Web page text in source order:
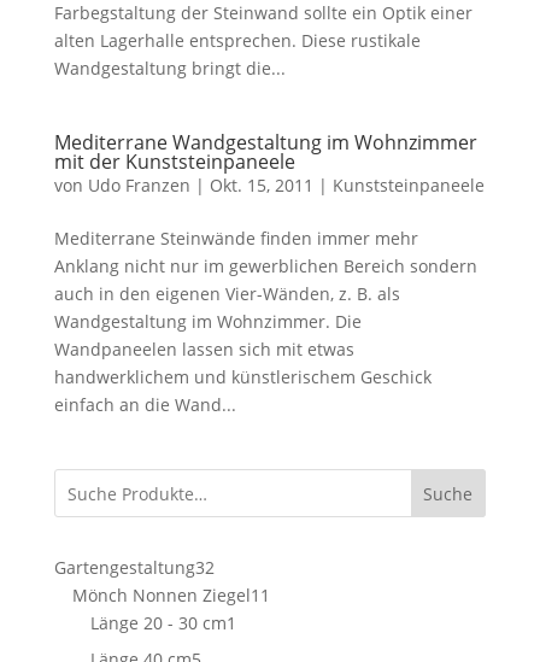
Farbegstaltung der Steinwand sollte ein Optik einer
alten Lagerhalle entsprechen. Diese rustikale
Wandgestaltung bringt die...
Mediterrane Wandgestaltung im Wohnzimmer
mit der Kunststeinpaneele
von Udo Franzen | Okt. 15, 2011 | Kunststeinpaneele
Mediterrane Steinwände finden immer mehr
Anklang nicht nur im gewerblichen Bereich sondern
auch in den eigenen Vier-Wänden, z. B. als
Wandgestaltung im Wohnzimmer. Die
Wandpaneelen lassen sich mit etwas
handwerklichem und künstlerischem Geschick
einfach an die Wand...
Suche
Gartengestaltung3232
Produkte
Mönch Nonnen Ziegel11
Länge 20 - 30 cm1